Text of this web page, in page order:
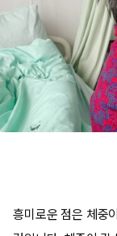
흥미로운 점은 체중